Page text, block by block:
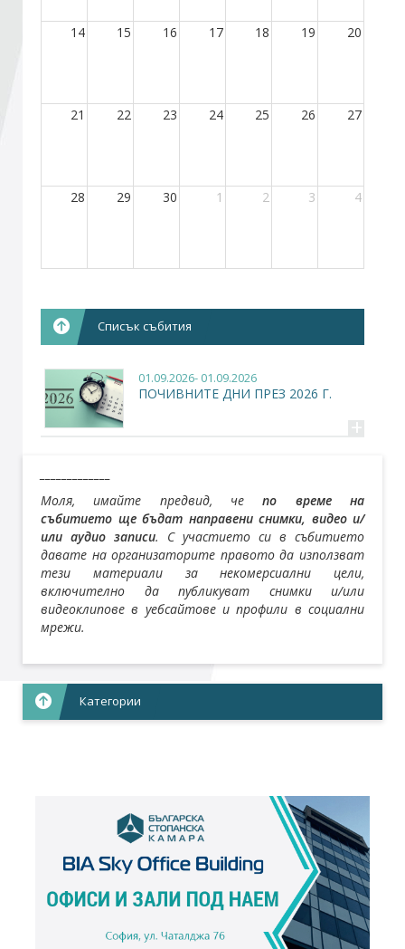
14 15 16 17 18 19 20
21 22 23 24 25 26 27
28 29 30 1 2 3 4
Списък събития
01.09.2026- 01.09.2026
ПОЧИВНИТЕ ДНИ ПРЕЗ 2026 Г.
+
Моля, имайте предвид, чепо време на
събитието ще бъдат направени снимки, видео и/
или аудио записи. С участието си в събитието
давате на организаторите правото да използват
тези материали за некомерсиални цели,
включително да публикуват снимки и/или
видеоклипове в уебсайтове и профили в социални
мрежи.
Категории